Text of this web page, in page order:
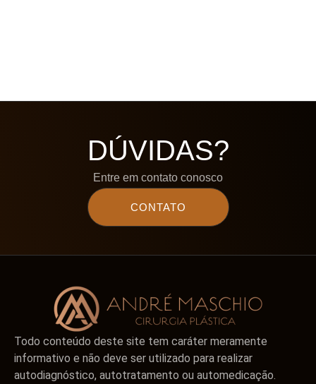
DÚVIDAS?
Entre em contato conosco
CONTATO
Todo conteúdo deste site tem caráter meramente
informativo e não deve ser utilizado para realizar
autodiagnóstico, autotratamento ou automedicação.